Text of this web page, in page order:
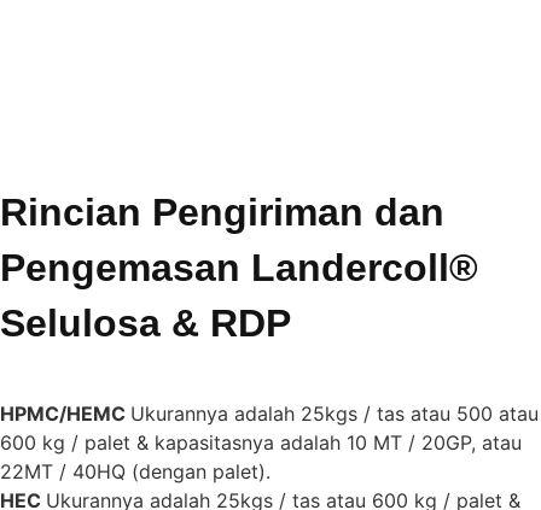
Rincian Pengiriman dan
Pengemasan Landercoll®
Selulosa & RDP
HPMC/HEMC Ukurannya adalah 25kgs / tas atau 500 atau
600 kg / palet & kapasitasnya adalah 10 MT / 20GP, atau
22MT / 40HQ (dengan palet).
HEC Ukurannya adalah 25kgs / tas atau 600 kg / palet &